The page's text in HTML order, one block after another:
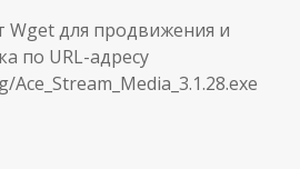
Wget для продвижения и
по URL-адресу